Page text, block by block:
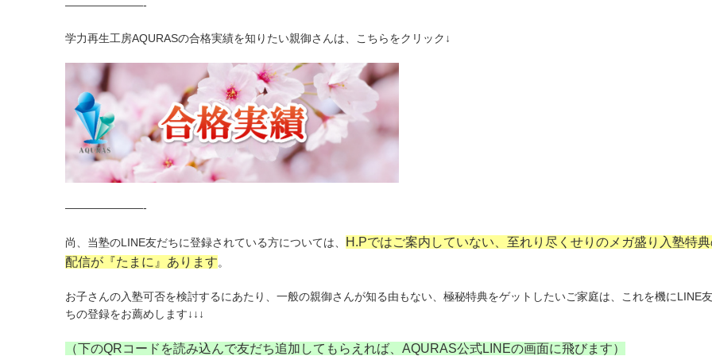
———————-
学力再生工房AQURASの合格実績を知りたい親御さんは、こちらをクリック↓
———————-
尚、当塾のLINE友だちに登録されている方については、
H.Pではご案内していない、至れり尽くせりのメガ盛り入塾特
配信が『たまに』あります。
お子さんの入塾可否を検討するにあたり、一般の親御さんが知る由もない、極秘特典をゲットしたいご家庭は、これを機にLINE
ちの登録をお薦めします↓↓↓
（下のQRコードを読み込んで友だち追加してもらえれば、AQURAS公式LINEの画面に飛びます）